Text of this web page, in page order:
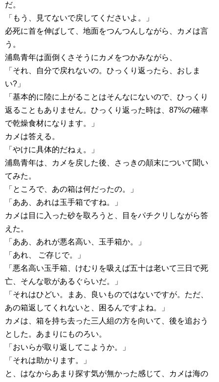
だ。
「もう、見てないで戻してくださいよ。」
必死に首を伸ばして、地面をつんつんしながら、カメは言
う。
浦島青年は面倒くさそうにカメをつかみながら、
「それ、自分で戻れないの。ひっくり返ったら、おしま
い?」
「基本的に陸に上がることはそんなにないので、ひっくり
返ることもありません。ひっくり返った時は、87%の確率
で乾燥食材になります。」
カメは答える。
「やけに具体的だねぇ。」
浦島青年は、カメを戻した後、さっきの顛末について聞い
てみた。
「ところで、あの箱は何だったの。」
「ああ、あれは玉手箱ですね。」
カメは目に入った砂を取ろうと、目をパチクリしながら答
えた。
「ああ、あれが悪名高い、玉手箱か。」
「あれ、 ご存じで。」
「悪名高い玉手箱、けむりを吸えば五十は老いて三日で死
亡、そんな歌があるぐらいだ。」
「それはひどい。まあ、良いものではないですが。ただ、
あの箱返してくれないと、困るんですよね。」
カメは、箱を持ち去った三人組の方を向いて、後を追おう
とした。あまりにものろい。
「おいらが取り返してこようか。」
「それは助かります。」
と、はなからあまり探す気が無かった感じて、カメは海の